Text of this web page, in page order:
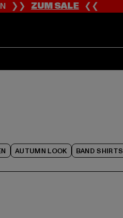
❯❯ZUM SALE❮❮
AUTUMN LOOK BAND SHIRTS